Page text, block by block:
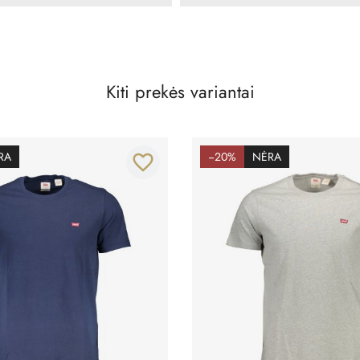
Kiti prekės variantai
favorite_border −20% NĖRA